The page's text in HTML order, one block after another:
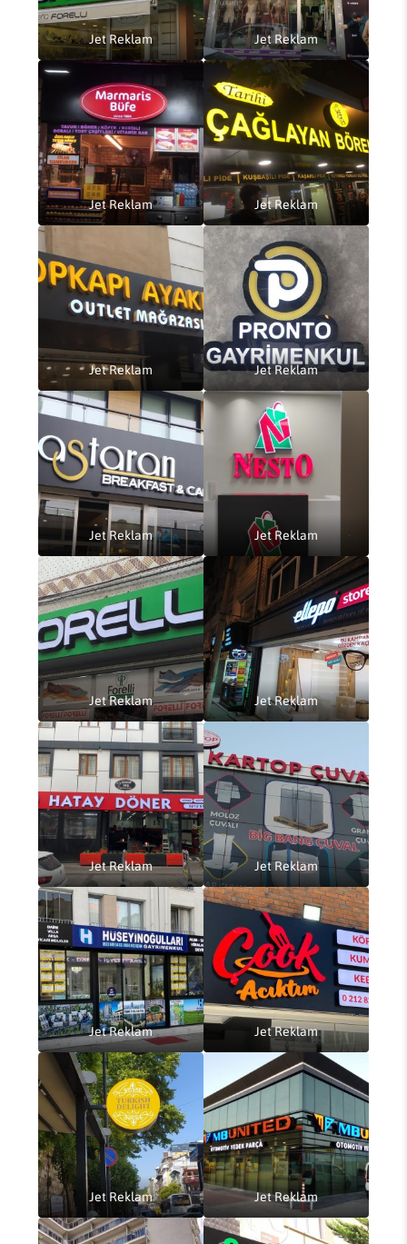
Jet Reklam Jet Reklam
Jet Reklam Jet Reklam
Jet Reklam Jet Reklam
Jet Reklam Jet Reklam
Jet Reklam Jet Reklam
Jet Reklam Jet Reklam
Jet Reklam Jet Reklam
Jet Reklam Jet Reklam